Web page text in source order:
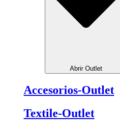
Abrir Outlet
Accesorios-Outlet
Textile-Outlet